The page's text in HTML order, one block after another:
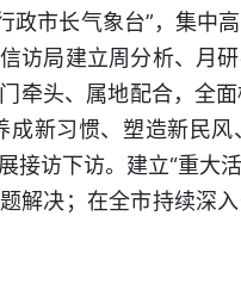
政市长气象台”，集中
访局建立周分析、月
牵头、属地配合，全
成新习惯、塑造新民
接访下访。建立“重大
解决；在全市持续深